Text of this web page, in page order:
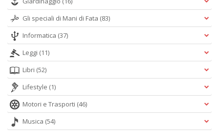
Gli speciali di Mani di Fata (83)
Informatica (37)
Leggi (11)
Libri (52)
Lifestyle (1)
Motori e Trasporti (46)
Musica (54)